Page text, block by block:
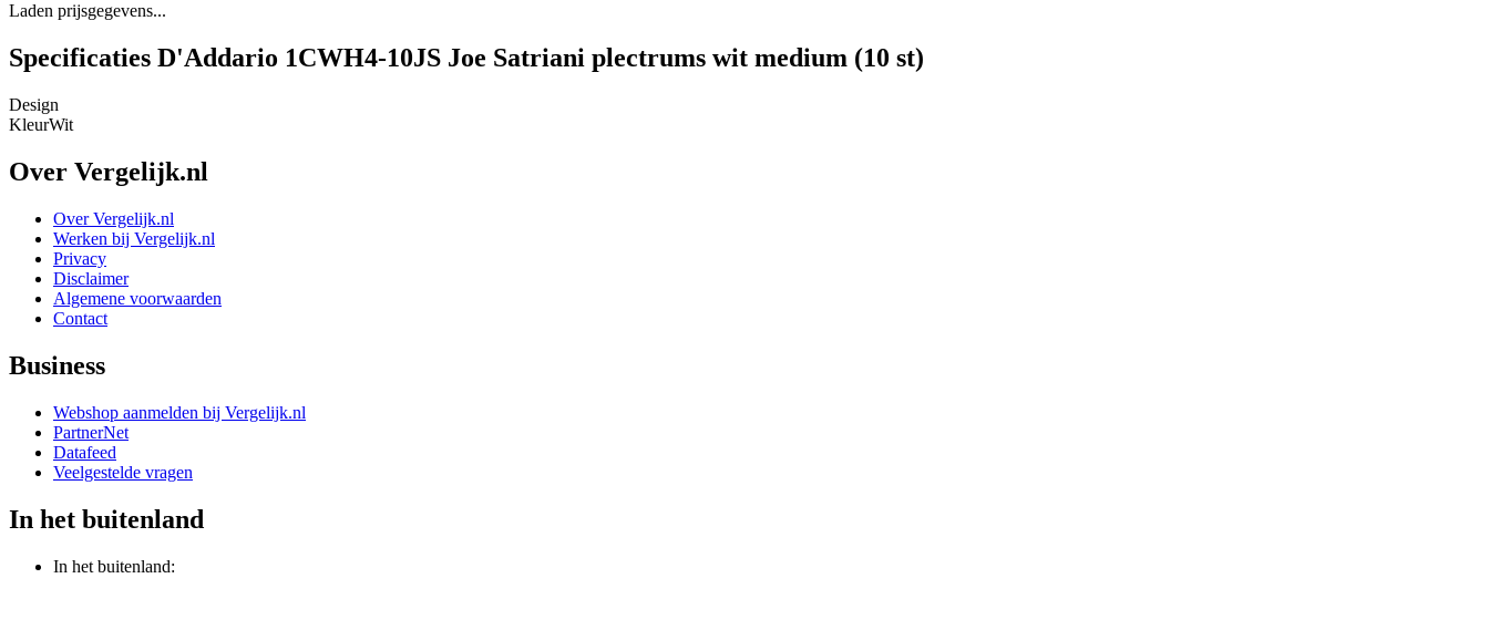
Laden prijsgegevens...
Specificaties D'Addario 1CWH4-10JS Joe Satriani plectrums wit medium (10 st)
Design
KleurWit
Over Vergelijk.nl
Over Vergelijk.nl
Werken bij Vergelijk.nl
Privacy
Disclaimer
Algemene voorwaarden
Contact
Business
Webshop aanmelden bij Vergelijk.nl
PartnerNet
Datafeed
Veelgestelde vragen
In het buitenland
In het buitenland: